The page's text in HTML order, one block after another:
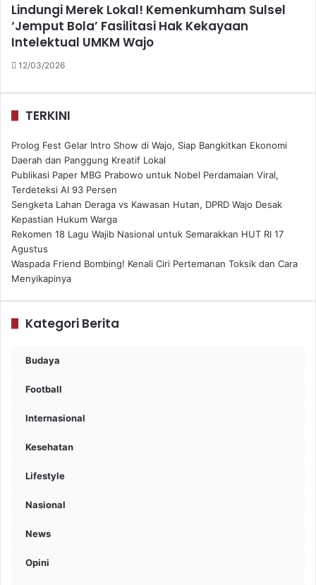
Lindungi Merek Lokal! Kemenkumham Sulsel
‘Jemput Bola’ Fasilitasi Hak Kekayaan
Intelektual UMKM Wajo
12/03/2026
TERKINI
Prolog Fest Gelar Intro Show di Wajo, Siap Bangkitkan Ekonomi
Daerah dan Panggung Kreatif Lokal
Publikasi Paper MBG Prabowo untuk Nobel Perdamaian Viral,
Terdeteksi AI 93 Persen
Sengketa Lahan Deraga vs Kawasan Hutan, DPRD Wajo Desak
Kepastian Hukum Warga
Rekomen 18 Lagu Wajib Nasional untuk Semarakkan HUT RI 17
Agustus
Waspada Friend Bombing! Kenali Ciri Pertemanan Toksik dan Cara
Menyikapinya
Kategori Berita
Budaya
Football
Internasional
Kesehatan
Lifestyle
Nasional
News
Opini